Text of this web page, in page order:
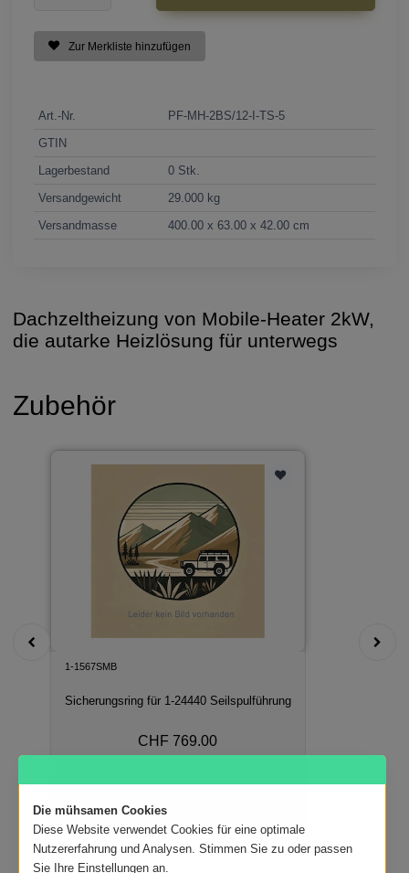
Zur Merkliste hinzufügen
Art.-Nr.
PF-MH-2BS/12-I-TS-5
GTIN
Lagerbestand
0 Stk.
Versandgewicht
29.000 kg
Versandmasse
400.00 x 63.00 x 42.00 cm
Dachzeltheizung von Mobile-Heater 2kW,
die autarke Heizlösung für unterwegs
Zubehör
1-1567SMB
Sicherungsring für 1-24440 Seilspulführung
CHF 769.00
Die mühsamen Cookies
Diese Website verwendet Cookies für eine optimale
Nutzererfahrung und Analysen. Stimmen Sie zu oder passen
Sie Ihre Einstellungen an.